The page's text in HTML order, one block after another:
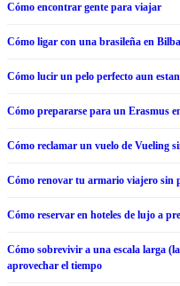
Cómo encontrar gente para viajar
Cómo ligar con una brasileña​ en
Cómo lucir un pelo perfecto aun
Cómo prepararse para un Erasmus
Cómo reclamar un vuelo de Vueling
Cómo renovar tu armario viajero sin
Cómo reservar en hoteles de lujo a
Cómo sobrevivir a una escala larga
aprovechar el tiempo